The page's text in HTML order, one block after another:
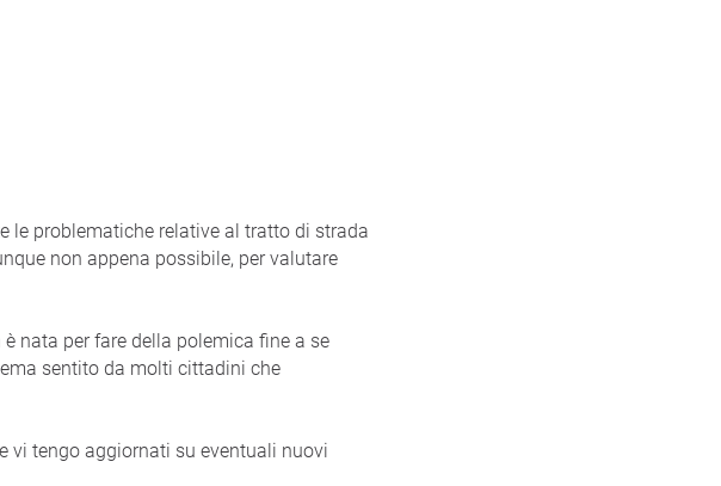
le problematiche relative al tratto di strada
non appena possibile, per valutare
nata per fare della polemica fine a se
sentito da molti cittadini che
vi tengo aggiornati su eventuali nuovi